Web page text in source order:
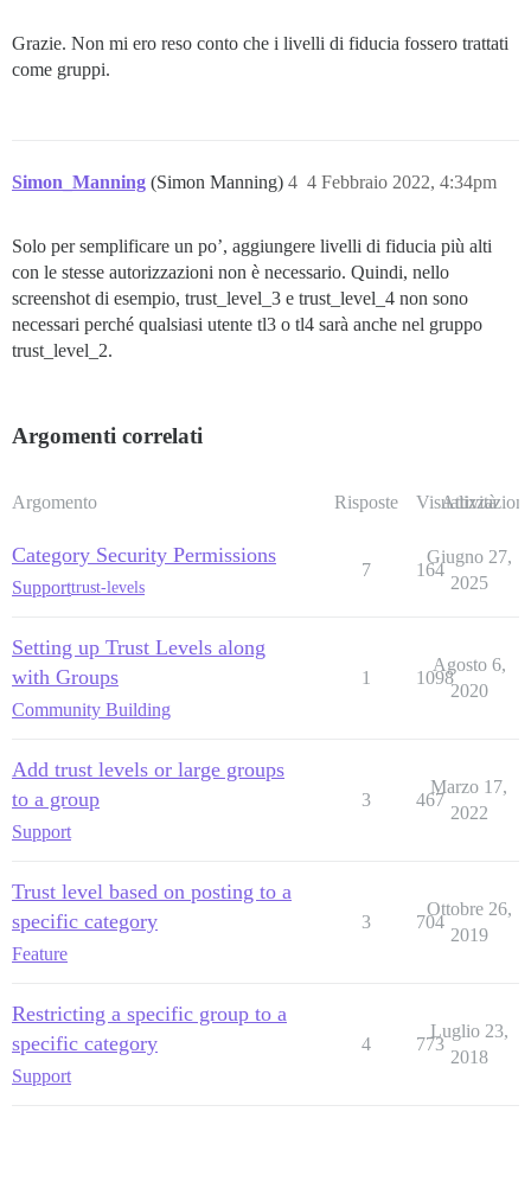
Grazie. Non mi ero reso conto che i livelli di fiducia fossero trattati
come gruppi.
Simon_Manning (Simon Manning) 4 Febbraio 2022, 4:34pm
4
Solo per semplificare un po’, aggiungere livelli di fiducia più alti
con le stesse autorizzazioni non è necessario. Quindi, nello
screenshot di esempio, trust_level_3 e trust_level_4 non sono
necessari perché qualsiasi utente tl3 o tl4 sarà anche nel gruppo
trust_level_2.
Argomenti correlati
Argomento Risposte Visualizzazioni
Attività
Category Security Permissions
Supporttrust-levels
7 164
Giugno 27,
2025
Setting up Trust Levels along
with Groups
Community Building
1 1098
Agosto 6,
2020
Add trust levels or large groups
to a group
Support
3 467
Marzo 17,
2022
Trust level based on posting to a
specific category
Feature
3 704
Ottobre 26,
2019
Restricting a specific group to a
specific category
Support
4 773
Luglio 23,
2018